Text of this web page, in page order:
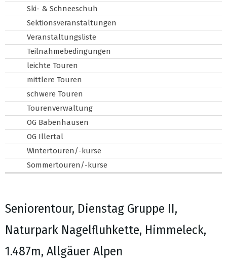
Ski- & Schneeschuh
Sektionsveranstaltungen
Veranstaltungsliste
Teilnahmebedingungen
leichte Touren
mittlere Touren
schwere Touren
Tourenverwaltung
OG Babenhausen
OG Illertal
Wintertouren/-kurse
Sommertouren/-kurse
Seniorentour, Dienstag Gruppe II,
Naturpark Nagelfluhkette, Himmeleck,
1.487m, Allgäuer Alpen